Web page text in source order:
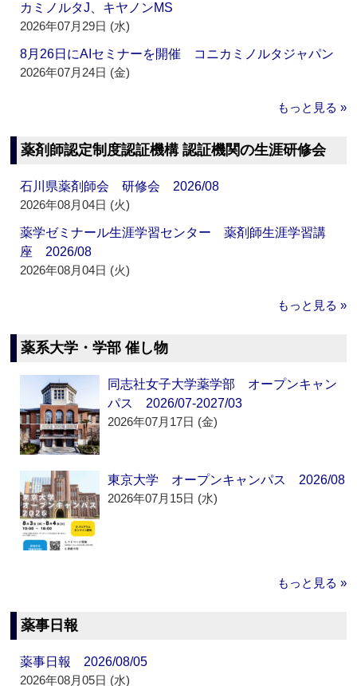
カミノルタJ、キヤノンMS
2026年07月29日 (水)
8月26日にAIセミナーを開催 コニカミノルタジャパン
2026年07月24日 (金)
もっと見る »
薬剤師認定制度認証機構 認証機関の生涯研修会
石川県薬剤師会 研修会 2026/08
2026年08月04日 (火)
薬学ゼミナール生涯学習センター 薬剤師生涯学習講
座 2026/08
2026年08月04日 (火)
もっと見る »
薬系大学・学部 催し物
同志社女子大学薬学部 オープンキャン
パス 2026/07-2027/03
2026年07月17日 (金)
東京大学 オープンキャンパス 2026/08
2026年07月15日 (水)
もっと見る »
薬事日報
薬事日報 2026/08/05
2026年08月05日 (水)